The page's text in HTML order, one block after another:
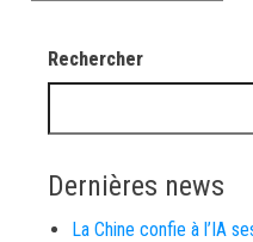
Rechercher
Dernières news
La Chine confie à l’IA